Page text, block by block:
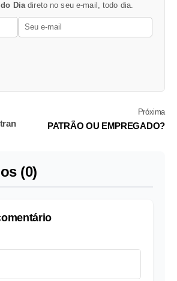
Diadireto no seu e-mail, todo dia.
Próxima
PATRÃO OU EMPREGADO?
(0)